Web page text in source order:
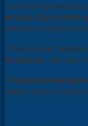
· Если в
можно быстрее
кровных
· Пожилым людям
похорон , так как
· Нельзя
найти свое